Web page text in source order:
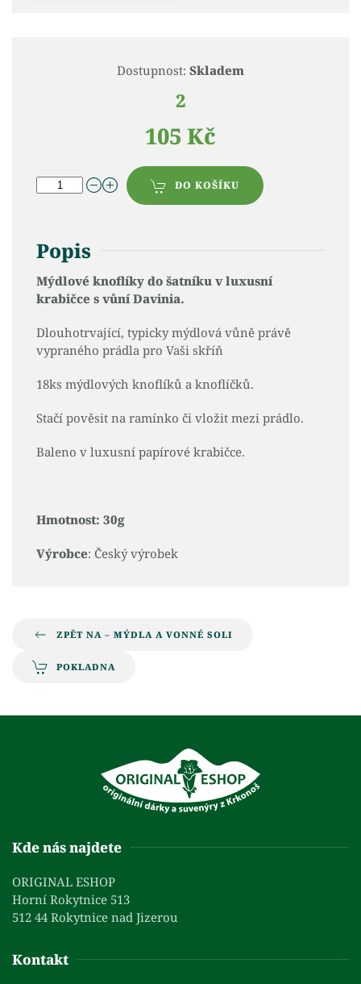
Dostupnost: Skladem
2
105 Kč
DO KOŠÍKU
Popis
Mýdlové knoflíky do šatníku v luxusní
krabičce s vůní Davinia.
Dlouhotrvající, typicky mýdlová vůně právě
vypraného prádla pro Vaši skříň
18ks mýdlových knoflíků a knoflíčků.
Stačí pověsit na ramínko či vložit mezi prádlo.
Baleno v luxusní papírové krabičce.
Hmotnost: 30g
Výrobce: Český výrobek
ZPĚT NA – MÝDLA A VONNÉ SOLI
POKLADNA
Kde nás najdete
ORIGINAL ESHOP
Horní Rokytnice 513
512 44 Rokytnice nad Jizerou
Kontakt